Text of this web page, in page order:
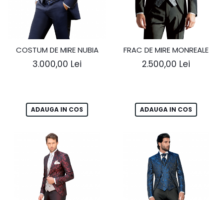
COSTUM DE MIRE NUBIA
3.000,00 Lei
ADAUGA IN COS
FRAC DE MIRE MONREALE
2.500,00 Lei
ADAUGA IN COS